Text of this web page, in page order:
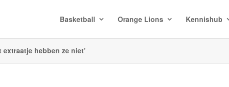
Basketball Orange Lions Kennishub
hebben ze niet’